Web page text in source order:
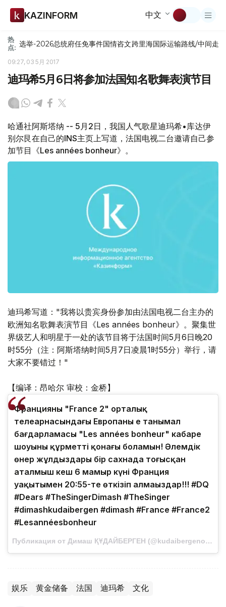
KAZINFORM 中文
热
点: 选举-2026总统府任免事件国情咨文跨里海国际运输路线/中间走廊
09:27, 03 5月 2017
迪玛希5月6日将参加法国知名歌舞表演节目
哈通社阿斯塔纳 -- 5月2日，我国人气歌星迪玛希•库达伊
别尔艮在自己的INS主页上写道，法国电视二台邀请自己参
加节目《Les années bonheur》。
迪玛希写道："我将以贵宾身份参加由法国电视二台主办的
欧洲知名歌舞表演节目《Les années bonheur》。聚集世
界级艺人和明星于一处的该节目将于法国时间5月6日晚20
时55分（注：阿斯塔纳时间5月7日凌晨1时55分）举行，请
大家不要错过！"
【编译：昂哈尔 审校：金桥】
Францияның "France 2" орталық
телеарнасындағы Европаның ең танымал
бағдарламасы "Les années bonheur" кабаре
шоуының құрметті қонағы боламын! Әлемдік
өнер жұлдыздары бір саxнада тоғысқан
аталмыш кеш 6 мамыр күні Франция
уақытымен 20:55-те өткізіп алмаңыздар!!! #DQ
#Dears #TheSingerDimash #TheSinger
#dimashkudaibergen #dimash #France #France2
#Lesannéesbonheur
Публикация от Димаш ҚҰДАЙБЕРГЕН (@kudaibergenov.dimash) Май 2 2017 в 8:37 PDT
娱乐 黄金储备 法国 迪玛希 文化